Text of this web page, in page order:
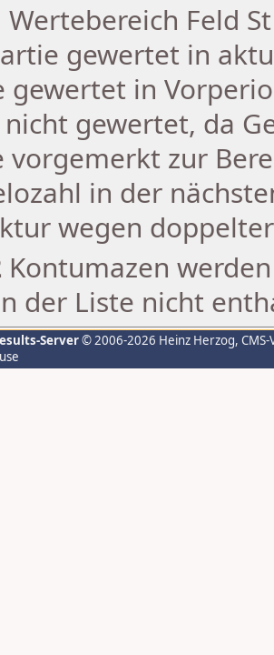
Wertebereich Feld
gewertet in
gewertet in
gewertet, da
vorgemerkt zur
in der
wegen
Kontumazen
der Liste nicht
Server© 2006-2026 Heinz Herzog,